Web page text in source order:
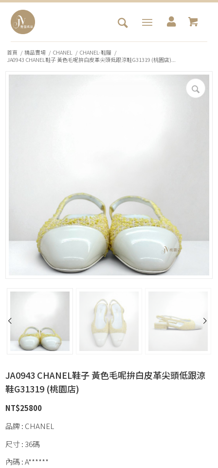
首頁 / 精品賣場 / CHANEL / CHANEL-鞋履 /
JA0943 CHANEL鞋子 黃色毛呢拚白皮革尖頭低跟涼鞋G31319 (桃園店)...
JA0943 CHANEL鞋子 黃色毛呢拚白皮革尖頭低跟涼
鞋G31319 (桃園店)
NT$25800
品牌 : CHANEL
尺寸 : 36碼
內碼 : A******